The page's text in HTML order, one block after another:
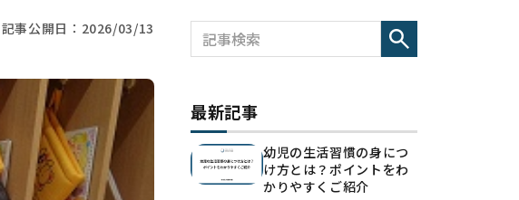
記事公開日： 2026/03/13
最新記事
幼児の生活習慣の身につ
け方とは？ポイントをわ
かりやすくご紹介